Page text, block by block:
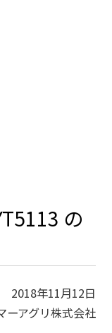
の
2018年11月12日
ーアグリ株式会社